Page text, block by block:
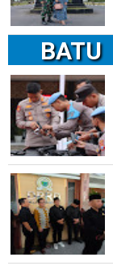
BATU